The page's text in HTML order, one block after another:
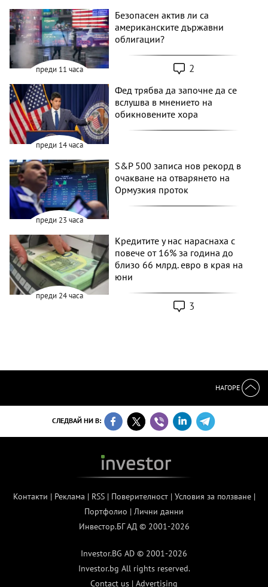
преди 11 часа
Безопасен актив ли са
американските държавни
облигации?
2
преди 14 часа
Фед трябва да започне да се
вслушва в мнението на
обикновените хора
преди 23 часа
S&P 500 записа нов рекорд в
очакване на отварянето на
Ормузкия проток
преди 24 часа
Кредитите у нас нараснаха с
повече от 16% за година до
близо 66 млрд. евро в края на
юни
3
НАГОРЕ
СЛЕДВАЙ НИ В:
Контакти | Реклама | RSS| Поверителност| Условия за ползване|
Портфолио | Лични данни
Инвестор.БГ АД © 2001-2026
Investor.BG AD © 2001-2026
Investor.bg All rights reserved.
Contact us | Advertising